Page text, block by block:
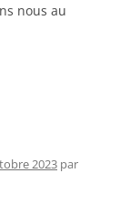
nous au
2023 par